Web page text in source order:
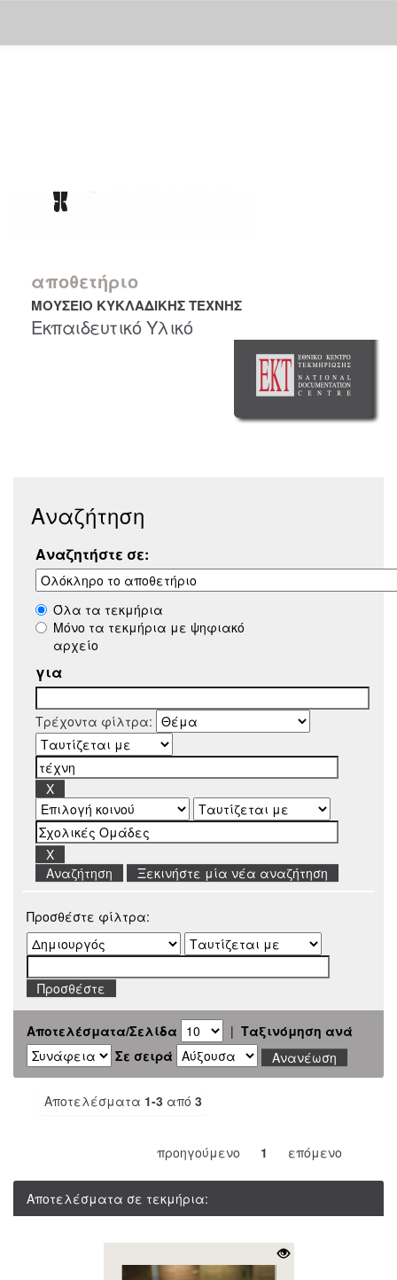
αποθετήριο
ΜΟΥΣΕΙΟ ΚΥΚΛΑΔΙΚΗΣ ΤΕΧΝΗΣ
Εκπαιδευτικό Υλικό
Αναζήτηση
Αναζητήστε σε:
Όλα τα τεκμήρια
Μόνο τα τεκμήρια με ψηφιακό
αρχείο
για
Τρέχοντα φίλτρα:
Ξεκινήστε μία νέα αναζήτηση
Προσθέστε φίλτρα:
Αποτελέσματα/Σελίδα | Ταξινόμηση ανά
Σε σειρά
Αποτελέσματα 1-3 από 3
προηγούμενο 1 επόμενο
Αποτελέσματα σε τεκμήρια: